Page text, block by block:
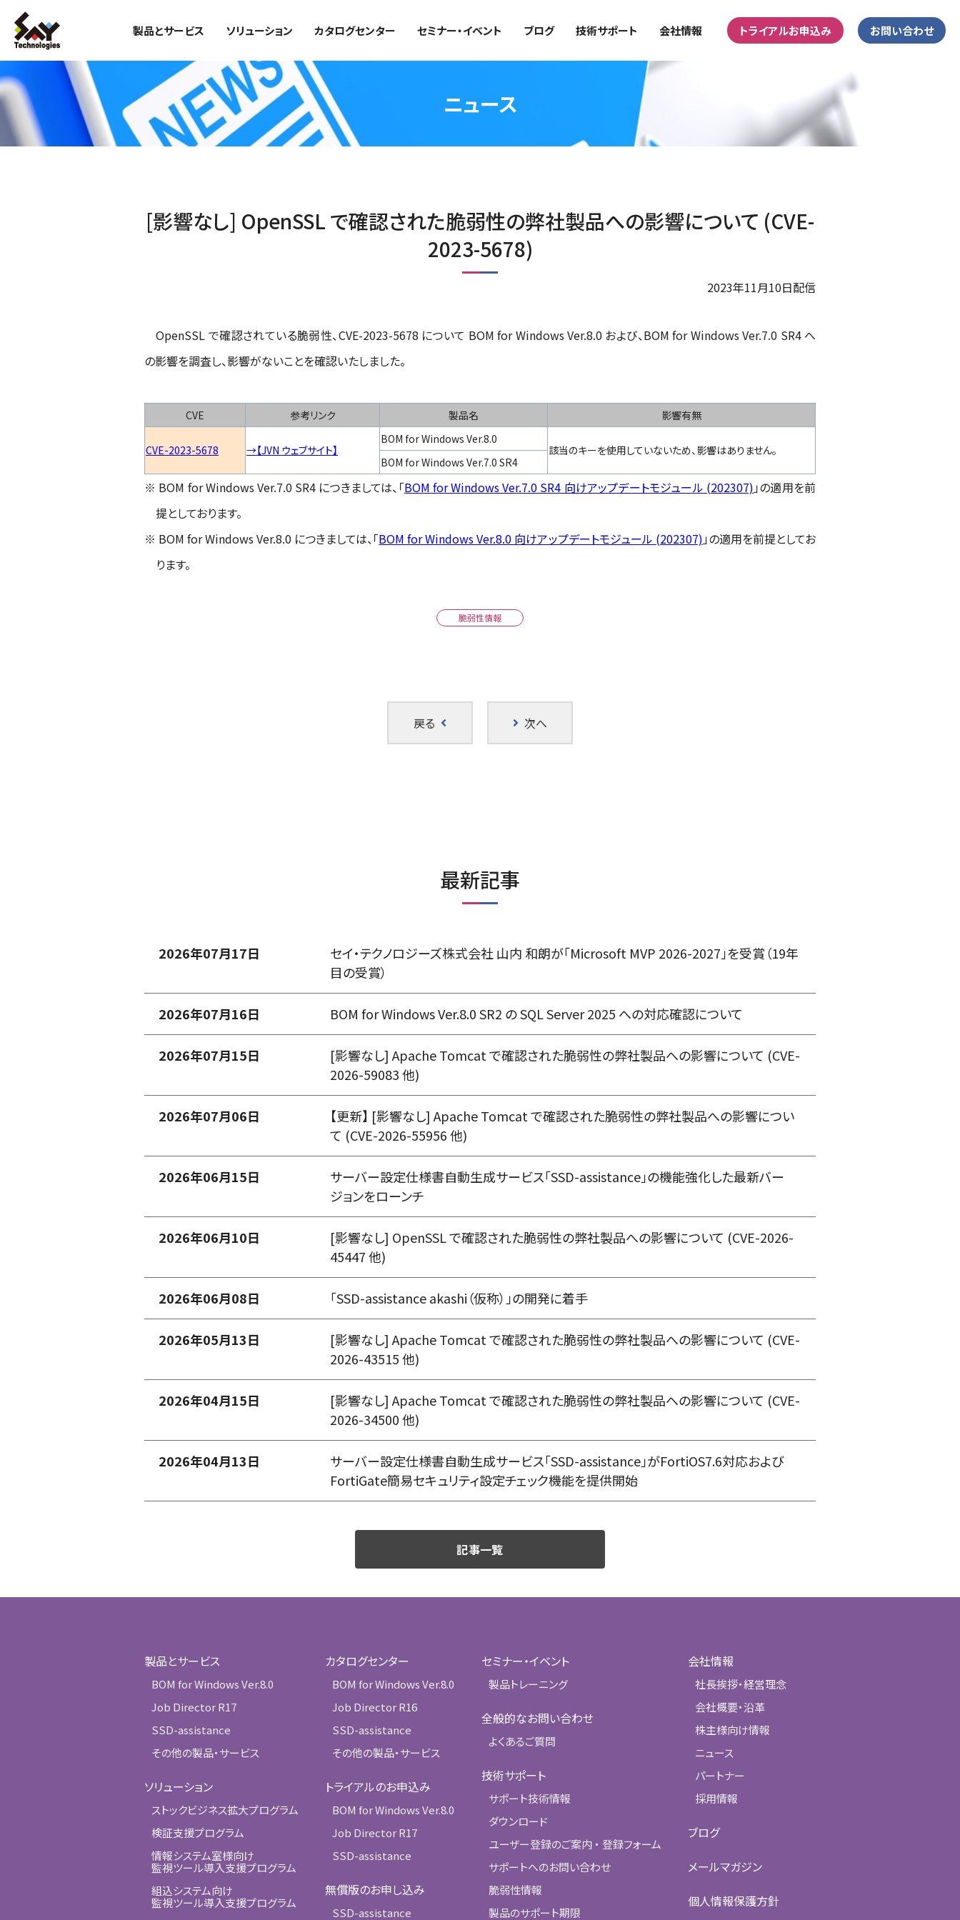
製品とサービス ソリューション カタログセンター セミナー・イベント ブログ 技術サポート 会社情報 トライアルお申込み お問い合わせ
ニュース
[影響なし] OpenSSL で確認された脆弱性の弊社製品への影響について (CVE-
2023-5678)
2023年11月10日配信
OpenSSL で確認されている脆弱性、CVE-2023-5678 について BOM for Windows Ver.8.0 および、BOM for Windows Ver.7.0 SR4 へ
の影響を調査し、影響がないことを確認いたしました。
CVE 参考リンク 製品名 影響有無
CVE-2023-5678 →【JVN ウェブサイト】
BOM for Windows Ver.8.0
該当のキーを使用していないため、影響はありません。
BOM for Windows Ver.7.0 SR4
※ BOM for Windows Ver.7.0 SR4 につきましては、「BOM for Windows Ver.7.0 SR4 向けアップデートモジュール (202307)」の適用を前
提としております。
※ BOM for Windows Ver.8.0 につきましては、「BOM for Windows Ver.8.0 向けアップデートモジュール (202307)」の適用を前提としてお
ります。
脆弱性情報
戻る 次へ
最新記事
2026年07月17日
セイ・テクノロジーズ株式会社 山内 和朗が「Microsoft MVP 2026-2027」を受賞（19年
目の受賞）
2026年07月16日 BOM for Windows Ver.8.0 SR2 の SQL Server 2025 への対応確認について
2026年07月15日
[影響なし] Apache Tomcat で確認された脆弱性の弊社製品への影響について (CVE-
2026-59083 他)
2026年07月06日
【更新】 [影響なし] Apache Tomcat で確認された脆弱性の弊社製品への影響につい
て (CVE-2026-55956 他)
2026年06月15日
サーバー設定仕様書自動生成サービス「SSD-assistance」の機能強化した最新バー
ジョンをローンチ
2026年06月10日
[影響なし] OpenSSL で確認された脆弱性の弊社製品への影響について (CVE-2026-
45447 他)
2026年06月08日 「SSD-assistance akashi（仮称）」の開発に着手
2026年05月13日
[影響なし] Apache Tomcat で確認された脆弱性の弊社製品への影響について (CVE-
2026-43515 他)
2026年04月15日
[影響なし] Apache Tomcat で確認された脆弱性の弊社製品への影響について (CVE-
2026-34500 他)
2026年04月13日
サーバー設定仕様書自動生成サービス「SSD-assistance」がFortiOS7.6対応および
FortiGate簡易セキュリティ設定チェック機能を提供開始
記事一覧
製品とサービス
BOM for Windows Ver.8.0
Job Director R17
SSD-assistance
その他の製品・サービス
ソリューション
ストックビジネス拡大プログラム
検証支援プログラム
情報システム室様向け
監視ツール導入支援プログラム
組込システム向け
監視ツール導入支援プログラム
カタログセンター
BOM for Windows Ver.8.0
Job Director R16
SSD-assistance
その他の製品・サービス
トライアルのお申込み
BOM for Windows Ver.8.0
Job Director R17
SSD-assistance
無償版のお申し込み
SSD-assistance
セミナー・イベント
製品トレーニング
全般的なお問い合わせ
よくあるご質問
技術サポート
サポート技術情報
ダウンロード
ユーザー登録のご案内 ・ 登録フォーム
サポートへのお問い合わせ
脆弱性情報
製品のサポート期限
会社情報
社長挨拶・経営理念
会社概要・沿革
株主様向け情報
ニュース
パートナー
採用情報
ブログ
メールマガジン
個人情報保護方針